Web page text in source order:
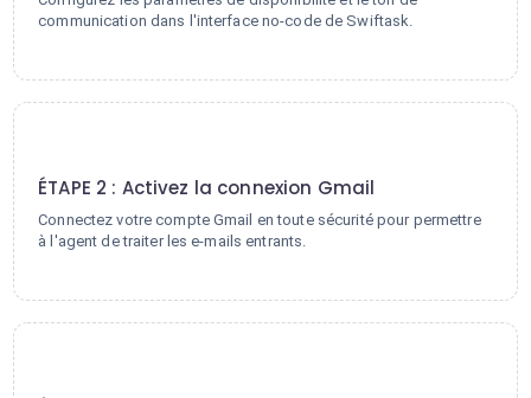
communication dans l'interface no-code de Swiftask.
ÉTAPE 2 : Activez la connexion Gmail
Connectez votre compte Gmail en toute sécurité pour permettre
à l'agent de traiter les e-mails entrants.